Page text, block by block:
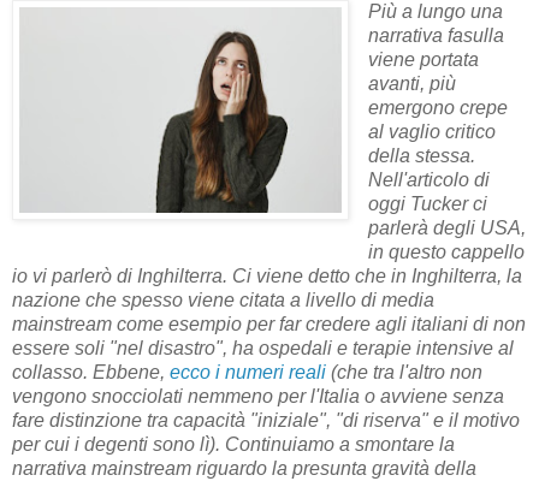
Più a lungo una
narrativa fasulla
viene portata
avanti, più
emergono crepe
al vaglio critico
della stessa.
Nell'articolo di
oggi Tucker ci
parlerà degli USA,
in questo cappello
io vi parlerò di Inghilterra. Ci viene detto che in Inghilterra, la
nazione che spesso viene citata a livello di media
mainstream come esempio per far credere agli italiani di non
essere soli "nel disastro", ha ospedali e terapie intensive al
collasso. Ebbene, ecco i numeri reali (che tra l'altro non
vengono snocciolati nemmeno per l'Italia o avviene senza
fare distinzione tra capacità "iniziale", "di riserva" e il motivo
per cui i degenti sono lì). Continuiamo a smontare la
narrativa mainstream riguardo la presunta gravità della